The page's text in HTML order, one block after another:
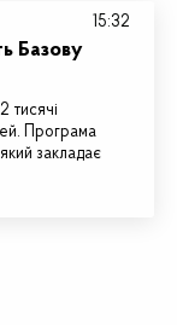
Базову
тисячі
Програма
закладає
15:32